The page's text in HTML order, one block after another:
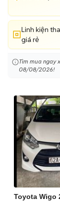
Linh kiện
giá rẻ
Tìm mua ngay
08/08/2026!
Toyota Wigo